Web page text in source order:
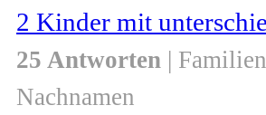
2 Kinder mit
25 Antworten |
Nachnamen